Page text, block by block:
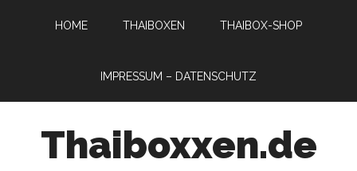
HOME THAIBOXEN THAIBOX-SHOP
IMPRESSUM – DATENSCHUTZ
Thaiboxxen.de